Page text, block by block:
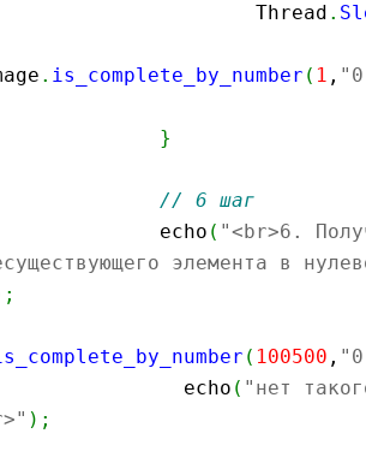
				Thread
.
. is_complete_by_number ( 1 ,
}
// 6 шаг
			echo
( "<br>6.
элемента в
;
( 100500 ,
			  echo
( "нет
) ;